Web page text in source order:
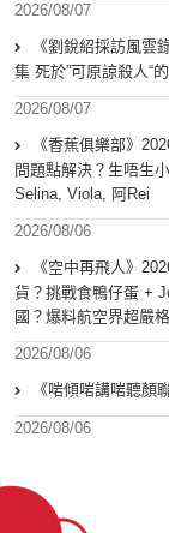
2026/08/07
《劉銳紹採訪風雲
集 死於”可原諒殺人“
2026/08/07
《香蕉俱樂部》
問題點解決？生唔生
Selina, Viola, 阿Rei
2026/08/06
《空中再飛人》
貨？挑戰食鴨仔蛋 +
國？爆料航空界超嚴
2026/08/06
《啱傾啱講啱聽顏
2026/08/06